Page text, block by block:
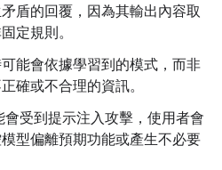
盾的回覆，因為其輸出內容取
定規則。
可能會依據學習到的模式，而非
確或不合理的資訊。
會受到提示注入攻擊，使用者會
型偏離預期功能或產生不必要